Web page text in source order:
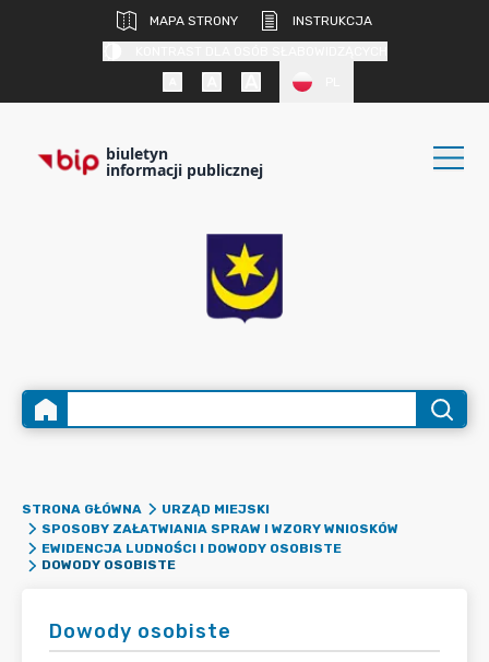
MAPA STRONY
INSTRUKCJA
biuletyn
informacji publicznej
STRONA GŁÓWNA
URZĄD MIEJSKI
SPOSOBY ZAŁATWIANIA SPRAW I WZORY WNIOSKÓW
EWIDENCJA LUDNOŚCI I DOWODY OSOBISTE
DOWODY OSOBISTE
Dowody osobiste